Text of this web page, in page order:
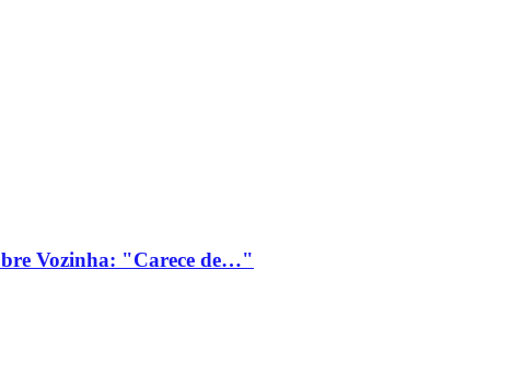
Vozinha: "Carece de…"